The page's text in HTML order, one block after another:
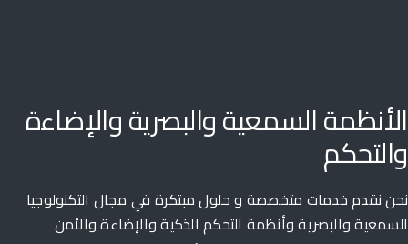
السمعية والبصرية والإضاءة
نقدم خدمات متخصصة و حلول مبتكرة في مجال التكنولوجيا
والبصرية وأنظمة التحكم الذكية والإضاءة والأمن